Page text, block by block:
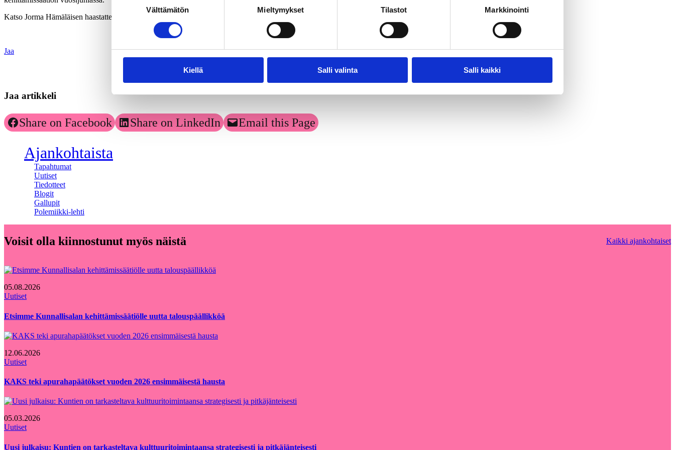
Välttämätön Mieltymykset Tilastot Markkinointi
Kiellä Salli valinta Salli kaikki
Katso Jorma Hämäläisen haastattelu KAKSin Johtajuutta ja Johtamista -seminaarista 29.1.2013.
Jaa
Jaa artikkeli
Share on Facebook Share on LinkedIn Email this Page
Ajankohtaista
Tapahtumat
Uutiset
Tiedotteet
Blogit
Gallupit
Polemiikki-lehti
Voisit olla kiinnostunut myös näistä Kaikki ajankohtaiset
05.08.2026
Uutiset
Etsimme Kunnallisalan kehittämissäätiölle uutta talouspäällikköä
12.06.2026
Uutiset
KAKS teki apurahapäätökset vuoden 2026 ensimmäisestä hausta
05.03.2026
Uutiset
Uusi julkaisu: Kuntien on tarkasteltava kulttuuritoimintaansa strategisesti ja pitkäjänteisesti